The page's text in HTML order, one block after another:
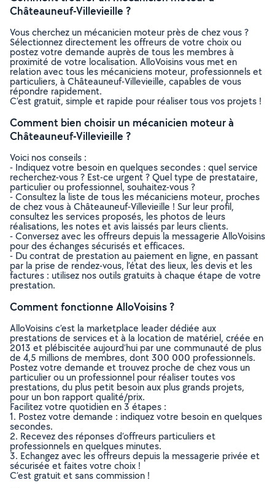
Châteauneuf-Villevieille ?
Vous cherchez un mécanicien moteur près de chez vous ?
Sélectionnez directement les offreurs de votre choix ou
postez votre demande auprès de tous les membres à
proximité de votre localisation. AlloVoisins vous met en
relation avec tous les mécaniciens moteur, professionnels et
particuliers, à Châteauneuf-Villevieille, capables de vous
répondre rapidement.
C’est gratuit, simple et rapide pour réaliser tous vos projets !
Comment bien choisir un mécanicien moteur à
Châteauneuf-Villevieille ?
Voici nos conseils :
- Indiquez votre besoin en quelques secondes : quel service
recherchez-vous ? Est-ce urgent ? Quel type de prestataire,
particulier ou professionnel, souhaitez-vous ?
- Consultez la liste de tous les mécaniciens moteur, proches
de chez vous à Châteauneuf-Villevieille ! Sur leur profil,
consultez les services proposés, les photos de leurs
réalisations, les notes et avis laissés par leurs clients.
- Conversez avec les offreurs depuis la messagerie AlloVoisins
pour des échanges sécurisés et efficaces.
- Du contrat de prestation au paiement en ligne, en passant
par la prise de rendez-vous, l’état des lieux, les devis et les
factures : utilisez nos outils gratuits à chaque étape de votre
prestation.
Comment fonctionne AlloVoisins ?
AlloVoisins c’est la marketplace leader dédiée aux
prestations de services et à la location de matériel, créée en
2013 et plébiscitée aujourd’hui par une communauté de plus
de 4,5 millions de membres, dont 300 000 professionnels.
Postez votre demande et trouvez proche de chez vous un
particulier ou un professionnel pour réaliser toutes vos
prestations, du plus petit besoin aux plus grands projets,
pour un bon rapport qualité/prix.
Facilitez votre quotidien en 3 étapes :
1. Postez votre demande : indiquez votre besoin en quelques
secondes.
2. Recevez des réponses d’offreurs particuliers et
professionnels en quelques minutes.
3. Echangez avec les offreurs depuis la messagerie privée et
sécurisée et faites votre choix !
C’est gratuit et sans commission !